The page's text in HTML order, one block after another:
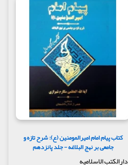
کتاب پیام امام امیرالمومنین (ع): شرح تازه و
جامعی بر نهج البلاغه - جلد پانزدهم
دارالکتب الاسلامیه